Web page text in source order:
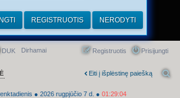
DUK Dirhamai Prisijungti
Registruotis
Eiti į išplėstinę paiešką
● 2026 rugpjūčio 7 d. ● 01:29:04
REGISTRUOTIS NERODYTI